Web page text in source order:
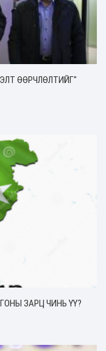
ӨӨРЧЛӨЛТИЙГ"
ЗАРЦ ЧИНЬ ҮҮ?